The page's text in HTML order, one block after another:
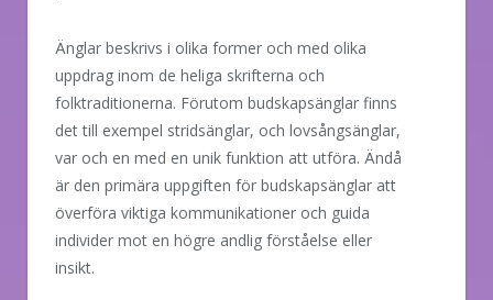
Änglar beskrivs i olika former och med olika
uppdrag inom de heliga skrifterna och
folktraditionerna. Förutom budskapsänglar finns
det till exempel stridsänglar, och lovsångsänglar,
var och en med en unik funktion att utföra. Ändå
är den primära uppgiften för budskapsänglar att
överföra viktiga kommunikationer och guida
individer mot en högre andlig förståelse eller
insikt.